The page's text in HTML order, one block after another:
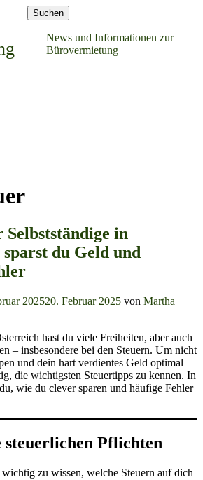
News und Informationen zur
Bürovermietung
in
du Geld und
202520. Februar 2025 von Martha
hast du viele Freiheiten, aber auch
– insbesondere bei den Steuern. Um nicht
und dein hart verdientes Geld optimal
die wichtigsten Steuertipps zu kennen. In
wie du clever sparen und häufige Fehler
steuerlichen Pflichten
zu wissen, welche Steuern auf dich